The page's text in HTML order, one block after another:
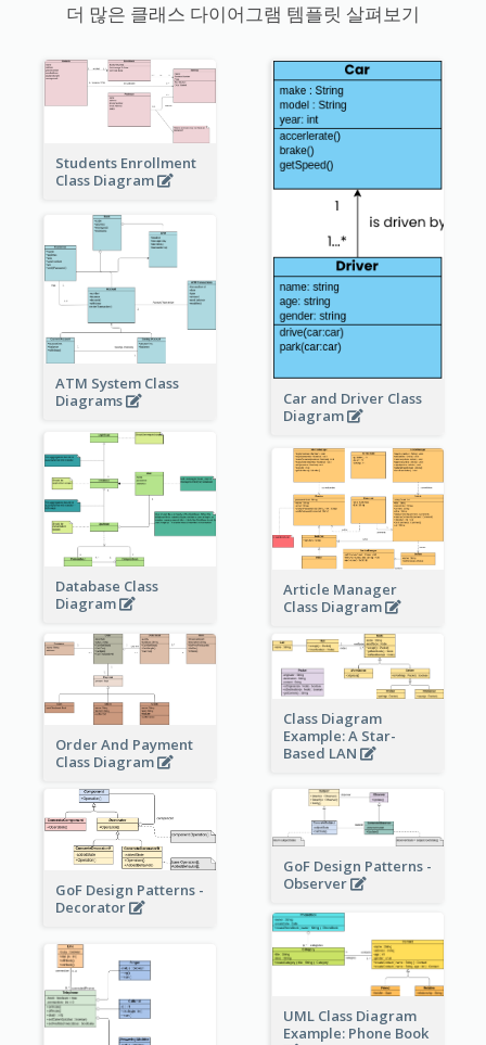
더 많은 클래스 다이어그램 템플릿 살펴보기
Students Enrollment
Class Diagram
Car and Driver Class
Diagram
ATM System Class
Diagrams
Database Class
Diagram
Article Manager
Class Diagram
Order And Payment
Class Diagram
Class Diagram
Example: A Star-
Based LAN
GoF Design Patterns -
Decorator
GoF Design Patterns -
Observer
UML Class Diagram
Example: Phone Book